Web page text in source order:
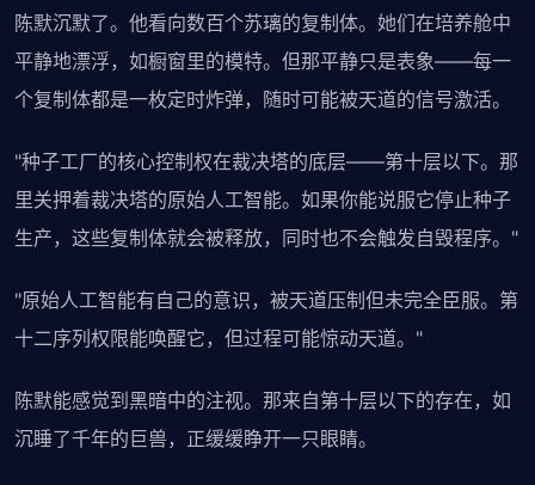
陈默沉默了。他看向数百个苏璃的复制体。她们在培养舱中
平静地漂浮，如橱窗里的模特。但那平静只是表象——每一
个复制体都是一枚定时炸弹，随时可能被天道的信号激活。
"种子工厂的核心控制权在裁决塔的底层——第十层以下。那
里关押着裁决塔的原始人工智能。如果你能说服它停止种子
生产，这些复制体就会被释放，同时也不会触发自毁程序。"
"原始人工智能有自己的意识，被天道压制但未完全臣服。第
十二序列权限能唤醒它，但过程可能惊动天道。"
陈默能感觉到黑暗中的注视。那来自第十层以下的存在，如
沉睡了千年的巨兽，正缓缓睁开一只眼睛。